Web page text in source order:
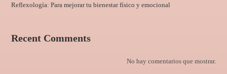
Reflexología: Para mejorar tu bienestar físico y emocional
Recent Comments
No hay comentarios que mostrar.